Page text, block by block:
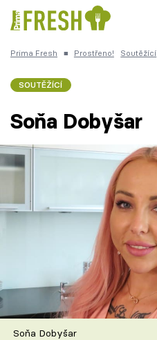
Česká kuchyně
Recepty
TV Program
Škola vaření
Prima Fresh ■ Prostřeno! Soutěžící
SOUTĚŽÍCÍ
Soňa Dobyšar
Soňa Dobyšar